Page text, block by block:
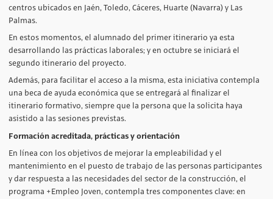
centros ubicados en Jaén, Toledo, Cáceres, Huarte (Navarra) y Las
Palmas.
En estos momentos, el alumnado del primer itinerario ya esta
desarrollando las prácticas laborales; y en octubre se iniciará el
segundo itinerario del proyecto.
Además, para facilitar el acceso a la misma, esta iniciativa contempla
una beca de ayuda económica que se entregará al finalizar el
itinerario formativo, siempre que la persona que la solicita haya
asistido a las sesiones previstas.
Formación acreditada, prácticas y orientación
En línea con los objetivos de mejorar la empleabilidad y el
mantenimiento en el puesto de trabajo de las personas participantes
y dar respuesta a las necesidades del sector de la construcción, el
programa +Empleo Joven, contempla tres componentes clave: en